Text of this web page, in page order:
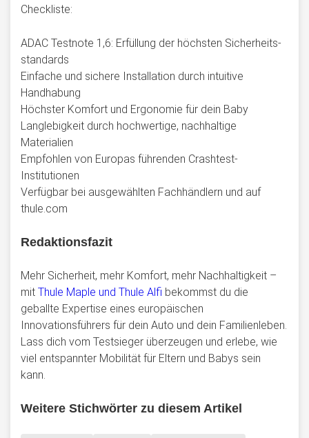
Checkliste:
ADAC Testnote 1,6: Erfüllung der höchsten Sicher­heits­
standards
Einfache und sichere Installation durch intuitive
Handhabung
Höchster Komfort und Ergonomie für dein Baby
Langlebigkeit durch hochwertige, nachhaltige
Materialien
Empfohlen von Europas führenden Crashtest-
Institutionen
Verfügbar bei ausgewählten Fachhändlern und auf
thule.com
Redaktionsfazit
Mehr Sicherheit, mehr Komfort, mehr Nachhaltigkeit –
mit Thule Maple und Thule Alfi bekommst du die
geballte Expertise eines europäischen
Innovationsführers für dein Auto und dein Familienleben.
Lass dich vom Testsieger überzeugen und erlebe, wie
viel entspannter Mobilität für Eltern und Babys sein
kann.
Weitere Stichwörter zu diesem Artikel